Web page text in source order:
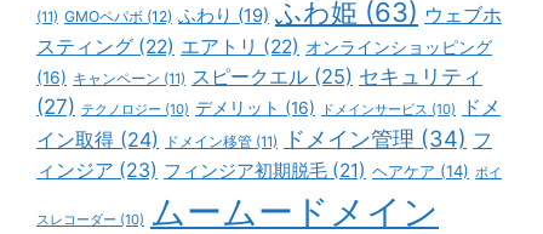
(11) GMOペパボ (12) ふわり (19) ふわ姫 (63) ウェブホ
スティング (22) エアトリ (22) オンラインショッピング
(16) キャンペーン (11) スピークエル (25) セキュリティ
(27) テクノロジー (10) デメリット (16) ドメインサービス (10)
ドメ
イン取得 (24) ドメイン移管 (11) ドメイン管理 (34) フ
ィンジア (23) フィンジア初期脱毛 (21) ヘアケア (14) ボイ
スレコーダー (10) ムームードメイン